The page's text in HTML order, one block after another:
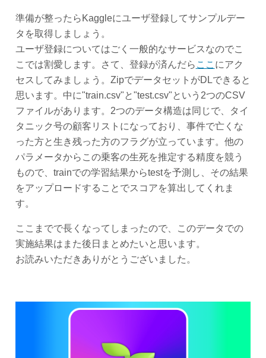
準備が整ったらKaggleにユーザ登録してサンプルデー
タを取得しましょう。
ユーザ登録についてはごく一般的なサービスなのでこ
こでは割愛します。さて、登録が済んだら ここ にアク
セスしてみましょう。ZipでデータセットがDLできると
思います。中に"train.csv"と"test.csv"という2つのCSV
ファイルがあります。2つのデータ構造は同じで、タイ
タニック号の顧客リストになっており、事件で亡くな
った方と生き残った方のフラグが立っています。他の
パラメータからこの乗客の生死を推定する精度を競う
もので、trainでの学習結果からtestを予測し、その結果
をアップロードすることでスコアを算出してくれま
す。
ここまでで長くなってしまったので、このデータでの
実施結果はまた後日まとめたいと思います。
お読みいただきありがとうございました。